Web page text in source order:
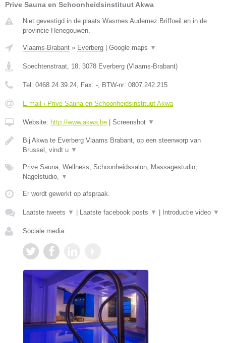
Prive Sauna en Schoonheidsinstituut Akwa
Niet gevestigd in de plaats Wasmes Audemez Briffoeil en in de
provincie Henegouwen.
Vlaams-Brabant » Everberg Google maps ▼
Spechtenstraat, 18, 3078 Everberg (Vlaams-Brabant)
Tel: 0468.24.39.24, Fax: -, BTW-nr: 0807.242.215
E-mail › Prive Sauna en Schoonheidsinstituut Akwa
Website: http://www.akwa.be Screenshot ▼
Bij Akwa te Everberg Vlaams Brabant, op een steenworp van
Brussel, vindt u ▼
Prive Sauna, Wellness, Schoonheidssalon, Massagestudio,
Nagelstudio, ▼
Er wordt gewerkt op afspraak.
Laatste tweets ▼ Laatste facebook posts ▼ Introductie video ▼
Sociale media: